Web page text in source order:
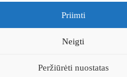
Priimti
Neigti
Peržiūrėti nuostatas